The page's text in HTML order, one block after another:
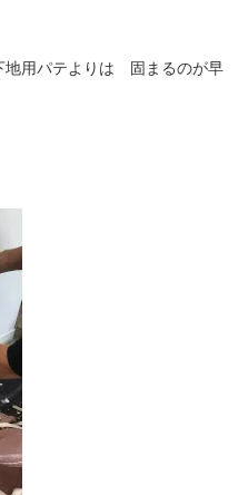
地用パテよりは 固まるのが早